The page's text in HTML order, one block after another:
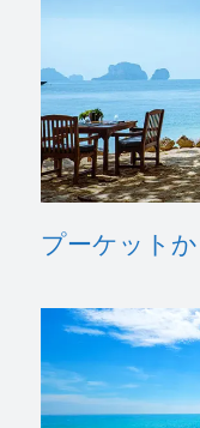
プーケット